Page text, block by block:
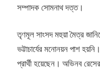
সম্পাদক সোমনাথ দত্ত।
তৃণমূল সাংসদ মহুয়া মৈত্র
ভট্টাচার্যের মনোনয়ন পাশ
প্রার্থী হয়েছেন। অভিনব